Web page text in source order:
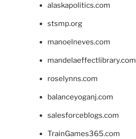
alaskapolitics.com
stsmp.org
manoelneves.com
mandelaeffectlibrary.com
roselynns.com
balanceyoganj.com
salesforceblogs.com
TrainGames365.com